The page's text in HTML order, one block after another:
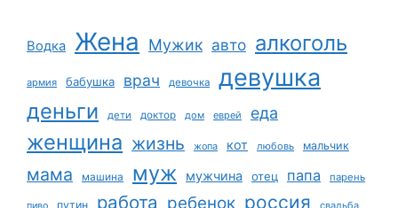
Водка Жена Мужик авто алкоголь
армия бабушка врач девочка девушка
деньги дети доктор дом еврей еда
женщина жизнь жопа кот любовь мальчик
мама машина муж мужчина отец папа парень
пиво путин работа ребенок россия свадьба